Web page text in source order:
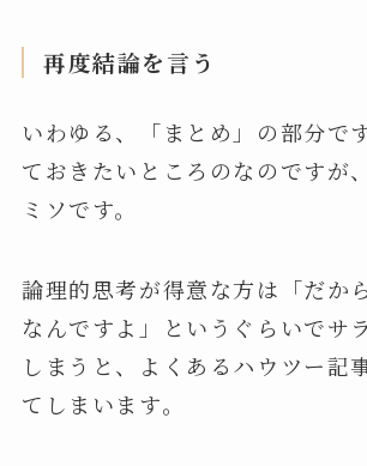
再度結論を言う
いわゆる、「まとめ」の部分で
ておきたいところのなのですが
ミソです。
論理的思考が得意な方は「だか
なんですよ」というぐらいでサ
しまうと、よくあるハウツー記
てしまいます。